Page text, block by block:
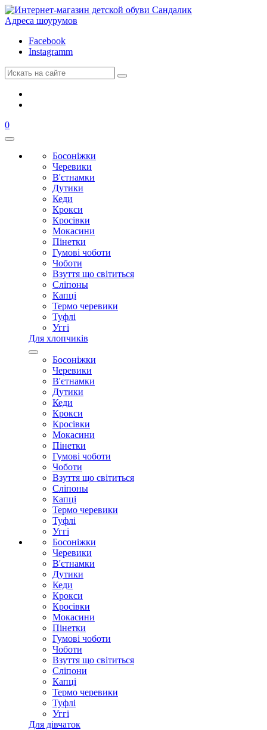
Адреса шоурумов
Facebook
Instagramm
0
Босоніжки
Черевики
В'єтнамки
Дутики
Кеди
Крокси
Кросівки
Мокасини
Пінетки
Гумові чоботи
Чоботи
Взуття що світиться
Сліпоны
Капці
Термо черевики
Туфлі
Уггі
Для хлопчиків
Босоніжки
Черевики
В'єтнамки
Дутики
Кеди
Крокси
Кросівки
Мокасини
Пінетки
Гумові чоботи
Чоботи
Взуття що світиться
Сліпоны
Капці
Термо черевики
Туфлі
Уггі
Босоніжки
Черевики
В'єтнамки
Дутики
Кеди
Крокси
Кросівки
Мокасини
Пінетки
Гумові чоботи
Чоботи
Взуття що світиться
Сліпони
Капці
Термо черевики
Туфлі
Уггі
Для дівчаток